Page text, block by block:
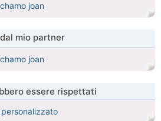
joan
mio partner
joan
essere rispettati